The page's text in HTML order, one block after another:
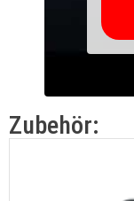
Zubehör: